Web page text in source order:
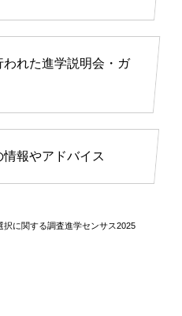
われた進学説明会・ガ
情報やアドバイス
に関する調査進学センサス2025